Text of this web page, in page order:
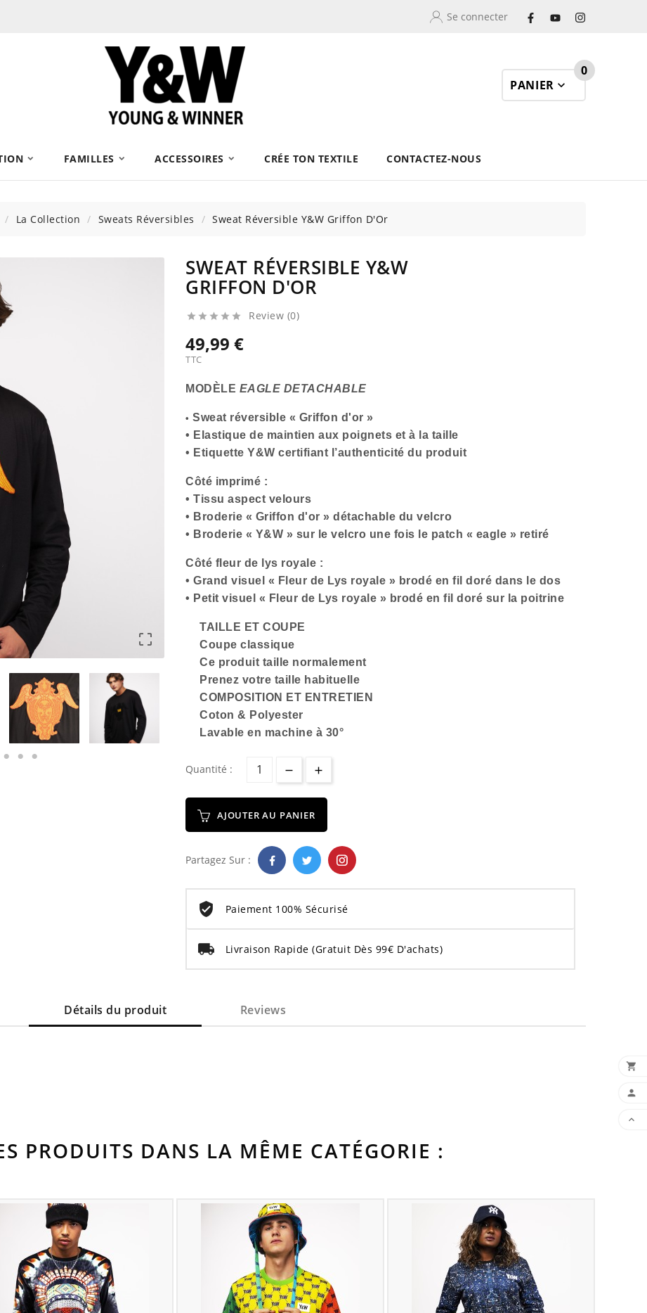
Se connecter
PANIER
0
FAMILLES ACCESSOIRES CRÉE TON TEXTILE CONTACTEZ-NOUS
La Collection Sweats Réversibles Sweat Réversible Y&W Griffon D'Or

SWEAT RÉVERSIBLE Y&W
GRIFFON D'OR
     Review (0)
49,99 €
TTC
MODÈLE EAGLE DETACHABLE
• Sweat réversible « Griffon d'or »
• Elastique de maintien aux poignets et à la taille
• Etiquette Y&W certifiant l’authenticité du produit
Côté imprimé :
• Tissu aspect velours
• Broderie « Griffon d'or » détachable du velcro
• Broderie « Y&W » sur le velcro une fois le patch « eagle » retiré
Côté fleur de lys royale :
• Grand visuel « Fleur de Lys royale » brodé en fil doré dans le dos
• Petit visuel « Fleur de Lys royale » brodé en fil doré sur la poitrine
TAILLE ET COUPE
Coupe classique
Ce produit taille normalement
Prenez votre taille habituelle
COMPOSITION ET ENTRETIEN
Coton & Polyester
Lavable en machine à 30°
Quantité :
AJOUTER AU PANIER
Partagez Sur :
Paiement 100% Sécurisé
Livraison Rapide (Gratuit Dès 99€ D'achats)
Détails du produit Reviews
PRODUITS DANS LA MÊME CATÉGORIE :


